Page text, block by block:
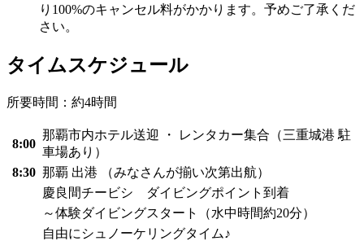
り100%のキャンセル料がかかります。予めご了承くだ
さい。
タイムスケジュール
所要時間：約4時間
8:00
那覇市内ホテル送迎 ・ レンタカー集合（三重城港 駐
車場あり）
8:30 那覇 出港 （みなさんが揃い次第出航）
慶良間チービシ ダイビングポイント到着
～体験ダイビングスタート（水中時間約20分）
自由にシュノーケリングタイム♪